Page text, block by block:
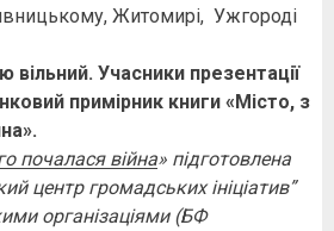
Житомирі, Ужгороді
вільний. Учасники презентації
примірник книги «Місто, з
почалася війна» підготовлена
центр громадських ініціатив”
організаціями (БФ